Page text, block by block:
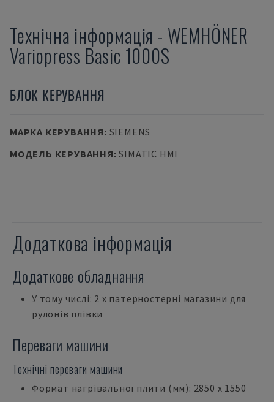
Технічна інформація - WEMHÖNER
Variopress Basic 1000S
БЛОК КЕРУВАННЯ
МАРКА КЕРУВАННЯ: SIEMENS
МОДЕЛЬ КЕРУВАННЯ:SIMATIC HMI
Додаткова інформація
Додаткове обладнання
У тому числі: 2 x патерностерні магазини для
рулонів плівки
Переваги машини
Технічні переваги машини
Формат нагрівальної плити (мм): 2850 x 1550